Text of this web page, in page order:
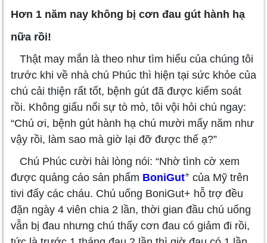
Hơn 1 năm nay không bị cơn đau gút hành hạ
nữa rồi!
Thật may mắn là theo như tìm hiểu của chúng tôi
trước khi về nhà chú Phúc thì hiện tại sức khỏe của
chú cải thiện rất tốt, bệnh gút đã được kiểm soát
rồi. Không giấu nổi sự tò mò, tôi vội hỏi chú ngay:
“Chú ơi, bệnh gút hành hạ chú mười mấy năm như
vậy rồi, làm sao mà giờ lại đỡ được thế ạ?”
Chú Phúc cười hài lòng nói: “Nhờ tình cờ xem
được quảng cáo sản phẩm BoniGut+ của Mỹ trên
tivi đấy các cháu. Chú uống BoniGut+ hỗ trợ đều
đặn ngày 4 viên chia 2 lần, thời gian đầu chú uống
vẫn bị đau nhưng chú thấy cơn đau có giảm đi rồi,